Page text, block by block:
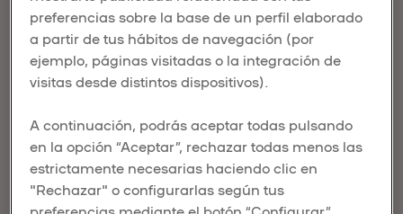
contratado;
Gestionar y resolver consultas,
solicitudes, reclamaciones,
incidencias o sugerencias;
para cubrir vacantes y/o para
presentar candidaturas
espontáneas;
Gestionar envío de información
sobre los servicios contratados,
preferencias sobre la base de un perfil elaborado
a partir de tus hábitos de navegación (por
ejemplo, páginas visitadas o la integración de
visitas desde distintos dispositivos).
A continuación, podrás aceptar todas pulsando
en la opción “Aceptar”, rechazar todas menos las
estrictamente necesarias haciendo clic en
"Rechazar" o configurarlas según tus
preferencias mediante el botón “Configurar”.